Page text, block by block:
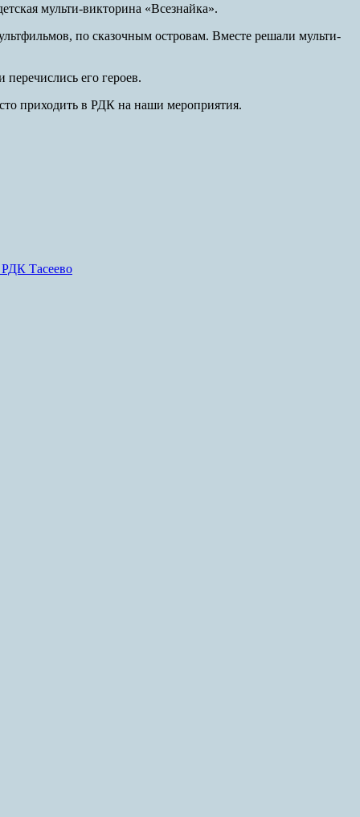
мульти-викторина «Всезнайка».
по сказочным островам. Вместе решали мульти-
его героев.
приходить в РДК на наши мероприятия.
Тасеево